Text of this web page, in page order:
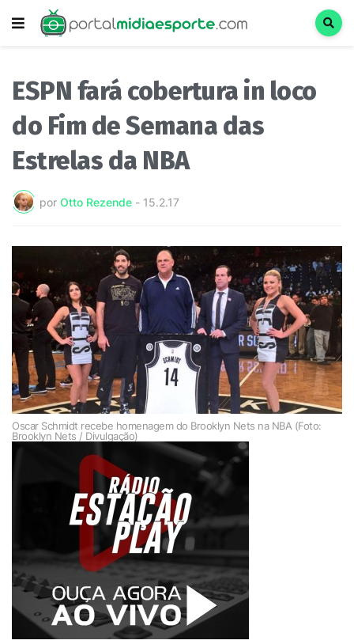
ESPN fará cobertura in loco
do Fim de Semana das
Estrelas da NBA
por Otto Rezende - 15.2.17
Oscar Schmidt recebe homenagem do Brooklyn Nets na NBA (Foto:
Brooklyn Nets / Divulgação)